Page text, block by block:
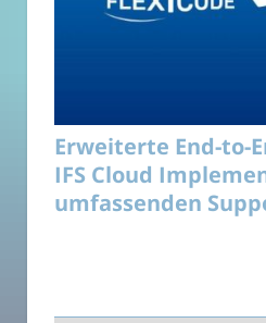
Erweiterte End-to-
IFS Cloud
umfassenden